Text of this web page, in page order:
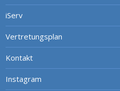
iServ
Vertretungsplan
Kontakt
Instagram